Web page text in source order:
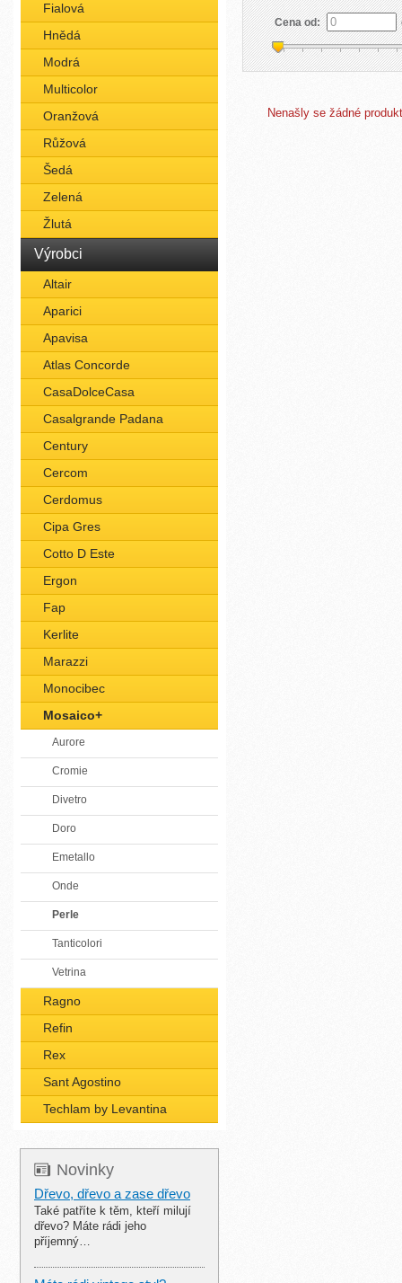
Fialová
Hnědá
Modrá
Multicolor
Oranžová
Růžová
Šedá
Zelená
Žlutá
Výrobci
Altair
Aparici
Apavisa
Atlas Concorde
CasaDolceCasa
Casalgrande Padana
Century
Cercom
Cerdomus
Cipa Gres
Cotto D Este
Ergon
Fap
Kerlite
Marazzi
Monocibec
Mosaico+
Aurore
Cromie
Divetro
Doro
Emetallo
Onde
Perle
Tanticolori
Vetrina
Ragno
Refin
Rex
Sant Agostino
Techlam by Levantina
Novinky
Dřevo, dřevo a zase dřevo
Také patříte k těm, kteří milují
dřevo? Máte rádi jeho
příjemný…
Cena od:
Nenašly se žádné